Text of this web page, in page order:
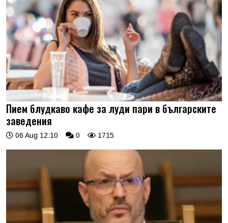
Пием блудкаво кафе за луди пари в българските
заведения
06 Aug 12:10 0 1715